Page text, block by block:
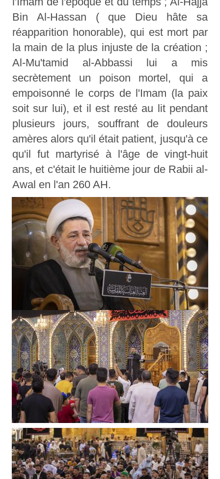
Bin Al-Hassan ( que Dieu hâte sa
réapparition honorable), qui est mort par
la main de la plus injuste de la création ;
Al-Mu'tamid al-Abbassi lui a mis
secrètement un poison mortel, qui a
empoisonné le corps de l'Imam (la paix
soit sur lui), et il est resté au lit pendant
plusieurs jours, souffrant de douleurs
amères alors qu'il était patient, jusqu'à ce
qu'il fut martyrisé à l'âge de vingt-huit
ans, et c'était le huitième jour de Rabii al-
Awal en l'an 260 AH.